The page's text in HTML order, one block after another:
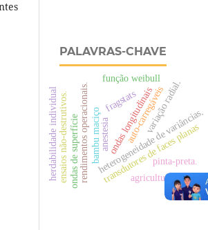
PALAVRAS-CHAVE
bambu maciçoheterogeneidade de variâncias.
auto-carregáveis
rendimentos operacionais. ondas longitudinais
ondas de superfície transdutores de faces planas
ensaios não-destrutivos. fragstats
anestesia
pinta-preta.
herdabilidade individual variação radial.
agricultura familiar
função weibull